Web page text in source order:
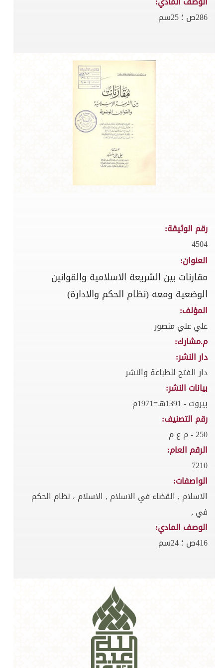
286ص ؛ 25سم
رقم الوثيقة:
4504
العنوان:
مقارنات بين الشريعة الاسلامية والقوانين
الوضعية ومعه (نظام الحكم والادارة)
المؤلف:
علي علي منصور
م.مشارك:
دار النشر:
دار الفتح للطباعة والنشر
بيانات النشر:
بيروت - 1391هـ=1971م
رقم التصنيف:
250 - م ع م
الرقم العام:
7210
الواصفات:
الاسلام , القضاء في الاسلام , الاسلام ، نظام الحكم
في ,
الوصف المادي:
416ص ؛ 24سم